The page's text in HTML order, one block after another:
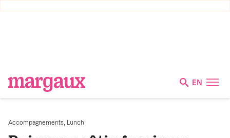
EN
Accompagnements Lunch